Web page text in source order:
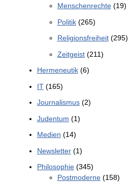
Menschenrechte(19)
Politik(265)
Religionsfreiheit(295)
Zeitgeist(211)
Hermeneutik(6)
IT(165)
Journalismus(2)
Judentum (1)
Medien (14)
Newsletter(1)
Philosophie(345)
Postmoderne(158)